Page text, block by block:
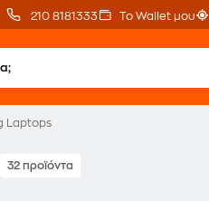
210 8181333 Το Wallet μου
Laptops
32 προϊόντα